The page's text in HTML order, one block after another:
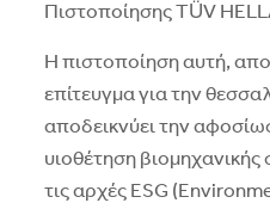
Πιστοποίησης TÜV
Η πιστοποίηση αυτή,
επίτευγμα για την
αποδεικνύει την
υιοθέτηση
τις αρχές ESG